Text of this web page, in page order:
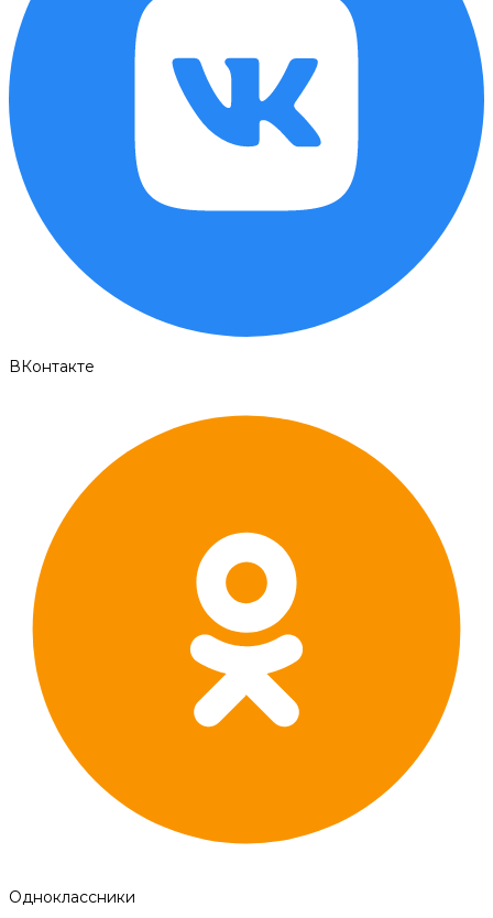
ВКонтакте
Одноклассники